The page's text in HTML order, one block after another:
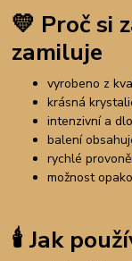
💛 Proč si
zamiluje
vyrobeno z
krásná
intenzivní a
balení
rychlé
možnost
🕯️ Jak